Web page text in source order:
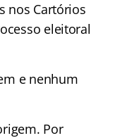
nos Cartórios
eleitoral
e nenhum
Por